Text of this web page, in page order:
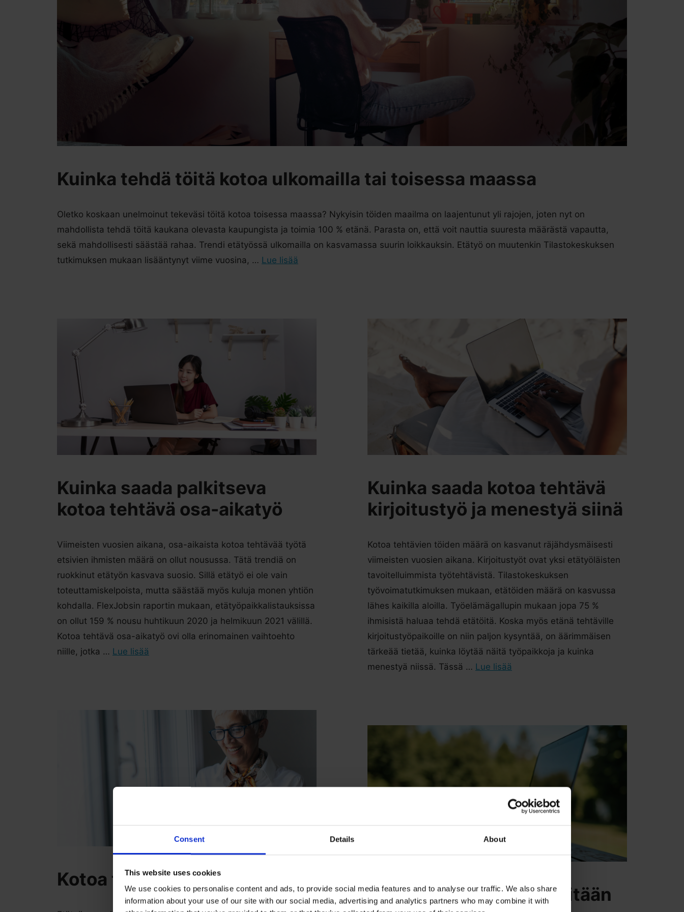
Consent Details About
This website uses cookies
We use cookies to personalise content and ads, to provide social media features and to analyse our traffic. We also share
information about your use of our site with our social media, advertising and analytics partners who may combine it with
Kuinka tehdä töitä kotoa ulkomailla tai toisessa maassa
Oletko koskaan unelmoinut tekeväsi töitä kotoa toisessa maassa? Nykyisin töiden maailma on laajentunut yli rajojen, joten nyt on
mahdollista tehdä töitä kaukana olevasta kaupungista ja toimia 100 % etänä. Parasta on, että voit nauttia suuresta määrästä vapautta,
sekä mahdollisesti säästää rahaa. Trendi etätyössä ulkomailla on kasvamassa suurin loikkauksin. Etätyö on muutenkin Tilastokeskuksen
tutkimuksen mukaan lisääntynyt viime vuosina, … Lue lisää
Kuinka saada palkitseva
kotoa tehtävä osa-aikatyö
Viimeisten vuosien aikana, osa-aikaista kotoa tehtävää työtä
etsivien ihmisten määrä on ollut nousussa. Tätä trendiä on
ruokkinut etätyön kasvava suosio. Sillä etätyö ei ole vain
toteuttamiskelpoista, mutta säästää myös kuluja monen yhtiön
kohdalla. FlexJobsin raportin mukaan, etätyöpaikkalistauksissa
on ollut 159 % nousu huhtikuun 2020 ja helmikuun 2021 välillä.
Kotoa tehtävä osa-aikatyö ovi olla erinomainen vaihtoehto
niille, jotka … Lue lisää
Kuinka saada kotoa tehtävä
kirjoitustyö ja menestyä siinä
Kotoa tehtävien töiden määrä on kasvanut räjähdysmäisesti
viimeisten vuosien aikana. Kirjoitustyöt ovat yksi etätyöläisten
tavoitelluimmista työtehtävistä. Tilastokeskuksen
työvoimatutkimuksen mukaan, etätöiden määrä on kasvussa
lähes kaikilla aloilla. Työelämägallupin mukaan jopa 75 %
ihmisistä haluaa tehdä etätöitä. Koska myös etänä tehtäville
kirjoitustyöpaikoille on niin paljon kysyntää, on äärimmäisen
tärkeää tietää, kuinka löytää näitä työpaikkoja ja kuinka
menestyä niissä. Tässä … Lue lisää
Kotoa tehtäviä töitä naisille
Tee töitä kotoa ilman mitään